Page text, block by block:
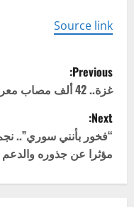
Source link
P
o
s
t
n
Previous:
غزة.. 42 ألف مصاب معرضون للإعاقة ربعهم أطفال
Next:
“فخور بأنني سوري”..
مؤثرا عن جذوره والدعم